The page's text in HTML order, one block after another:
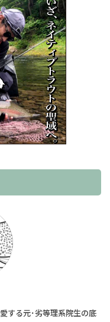
する元･劣等理系院生の底